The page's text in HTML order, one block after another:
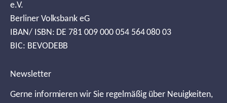
e.V.
Berliner Volksbank eG
IBAN/ ISBN: DE 781 009 000 054 564 080 03
BIC: BEVODEBB
Newsletter
Gerne informieren wir Sie regelmäßig über Neuigkeiten,